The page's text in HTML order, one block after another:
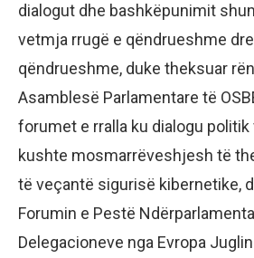
dialogut dhe bashkëpunimit
vetmja rrugë e qëndrueshme
qëndrueshme, duke theksuar
Asamblesë Parlamentare të
forumet e rralla ku dialogu
kushte mosmarrëveshjesh të
të veçantë sigurisë kibernetike,
Forumin e Pestë
Delegacioneve nga Evropa